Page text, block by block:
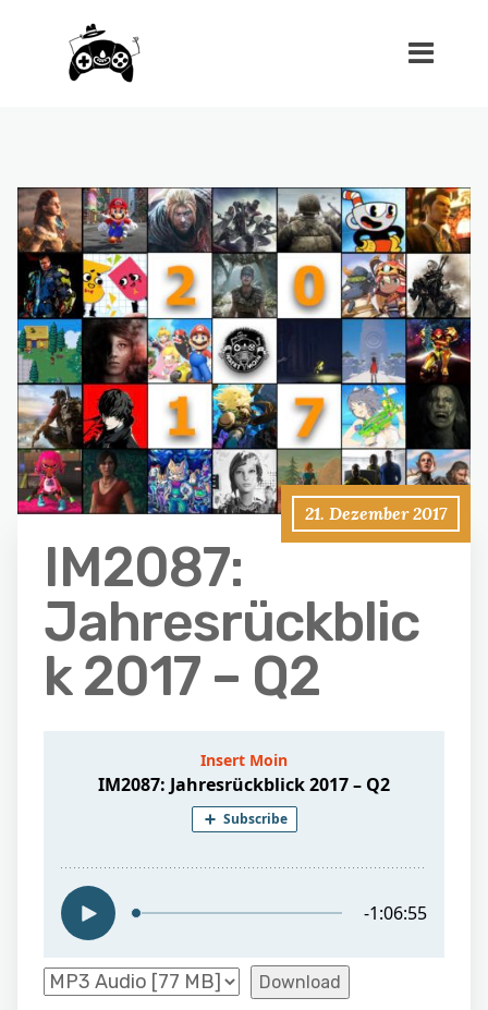
21. Dezember 2017
IM2087:
Jahresrückblic
k 2017 – Q2
Download